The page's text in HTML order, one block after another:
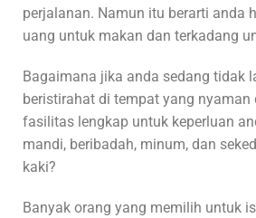
perjalanan. Namun itu berarti anda
uang untuk makan dan terkadang
Bagaimana jika anda sedang tidak
beristirahat di tempat yang nyaman
fasilitas lengkap untuk keperluan
mandi, beribadah, minum, dan
kaki?
Banyak orang yang memilih untuk